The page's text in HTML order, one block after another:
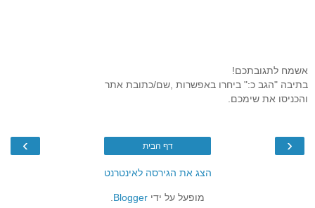
אשמח לתגובתכם!
בתיבה "הגב כ:" ביחרו באפשרות ,שם/כתובת אתר
והכניסו את שימכם.
‹
› דף הבית
הצג את הגירסה לאינטרנט
מופעל על ידי Blogger